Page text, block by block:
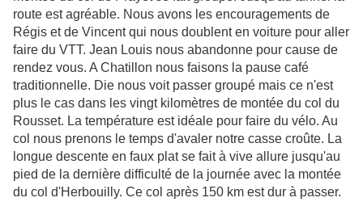
route est agréable. Nous avons les encouragements de
Régis et de Vincent qui nous doublent en voiture pour aller
faire du VTT. Jean Louis nous abandonne pour cause de
rendez vous. A Chatillon nous faisons la pause café
traditionnelle. Die nous voit passer groupé mais ce n'est
plus le cas dans les vingt kilomètres de montée du col du
Rousset. La température est idéale pour faire du vélo. Au
col nous prenons le temps d'avaler notre casse croûte. La
longue descente en faux plat se fait à vive allure jusqu'au
pied de la dernière difficulté de la journée avec la montée
du col d'Herbouilly. Ce col après 150 km est dur à passer.